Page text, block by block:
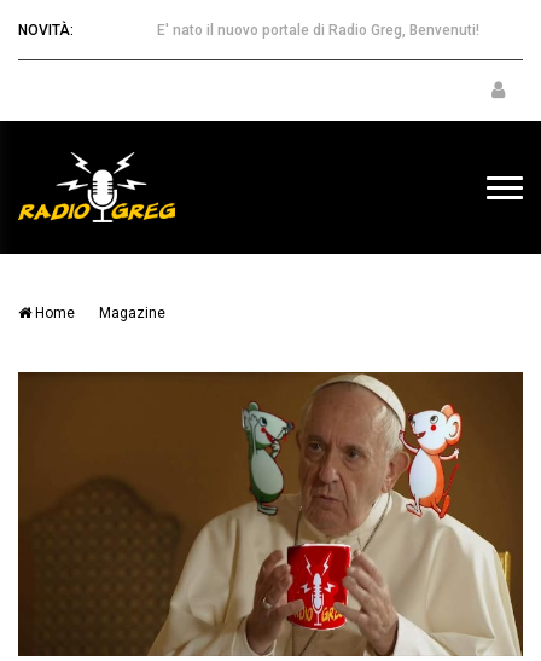
NOVITÀ: E' nato il nuovo portale di Radio Greg, Benvenuti!
Home Magazine